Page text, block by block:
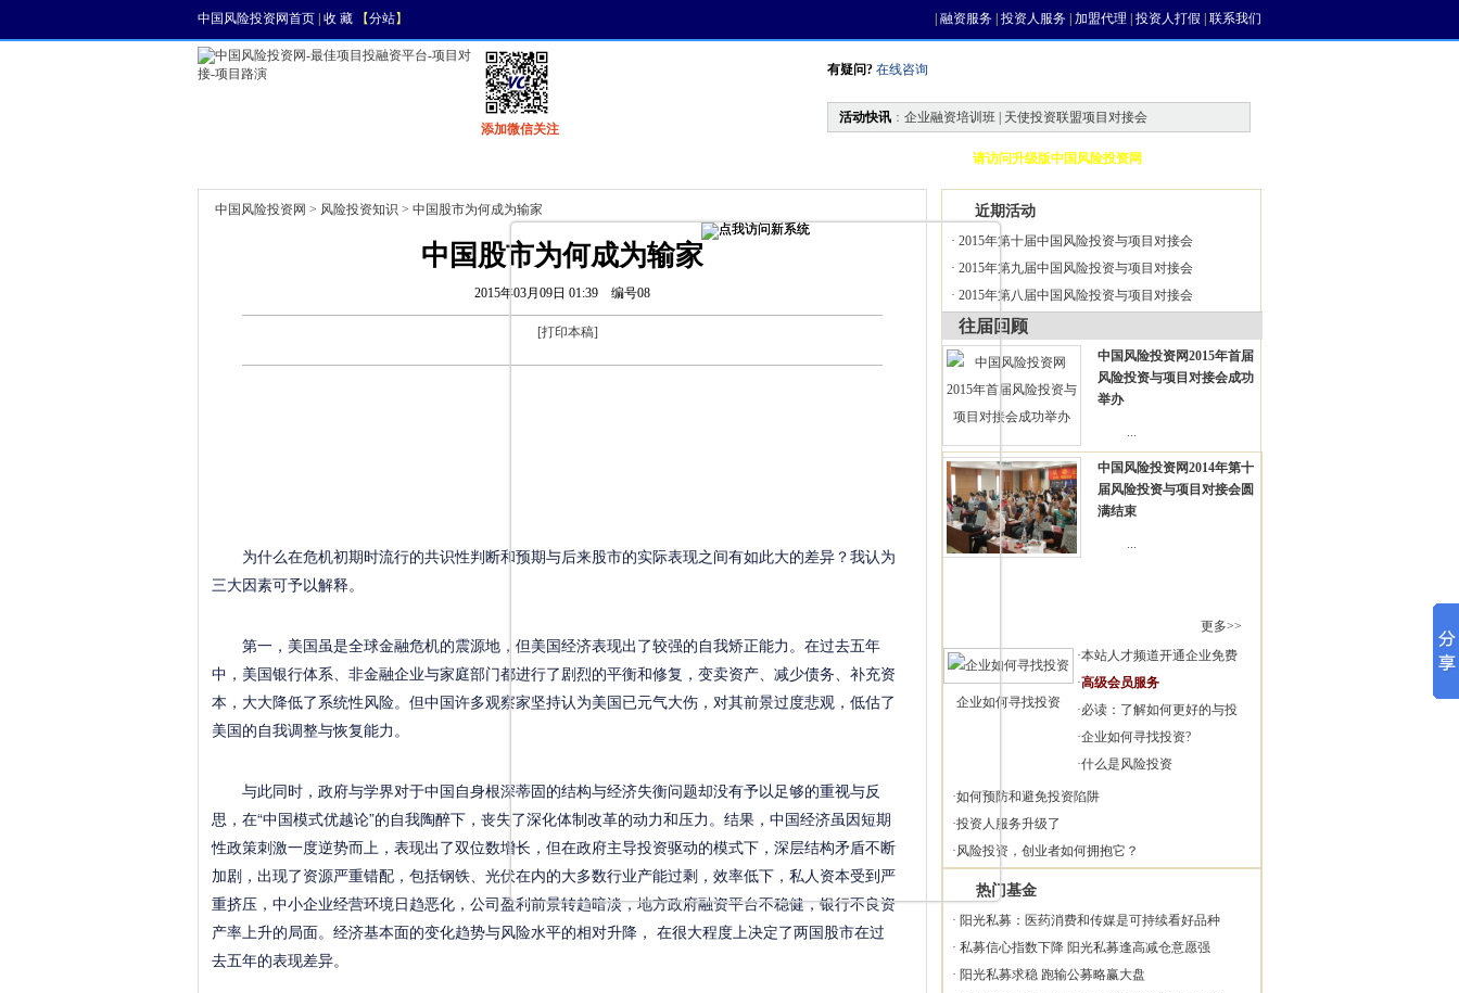
中国风险投资网首页 收 藏 【分站】 融资服务 投资人服务 加盟代理 投资人打假 联系我们
添加微信关注
有疑问? 在线咨询
活动快讯 ： 企业融资培训班 | 天使投资联盟项目对接会
请访问升级版中国风险投资网
中国风险投资网 > 风险投资知识 > 中国股市为何成为输家
中国股市为何成为输家
2015年03月09日 01:39 编号08
[打印本稿]
为什么在危机初期时流行的共识性判断和预期与后来股市的实际表现之间有如此大的差异？我认为
三大因素可予以解释。
第一，美国虽是全球金融危机的震源地，但美国经济表现出了较强的自我矫正能力。在过去五年
中，美国银行体系、非金融企业与家庭部门都进行了剧烈的平衡和修复，变卖资产、减少债务、补充资
本，大大降低了系统性风险。但中国许多观察家坚持认为美国已元气大伤，对其前景过度悲观，低估了
美国的自我调整与恢复能力。
与此同时，政府与学界对于中国自身根深蒂固的结构与经济失衡问题却没有予以足够的重视与反
思，在“中国模式优越论”的自我陶醉下，丧失了深化体制改革的动力和压力。结果，中国经济虽因短期
性政策刺激一度逆势而上，表现出了双位数增长，但在政府主导投资驱动的模式下，深层结构矛盾不断
加剧，出现了资源严重错配，包括钢铁、光伏在内的大多数行业产能过剩，效率低下，私人资本受到严
重挤压，中小企业经营环境日趋恶化，公司盈利前景转趋暗淡，地方政府融资平台不稳健，银行不良资
产率上升的局面。经济基本面的变化趋势与风险水平的相对升降， 在很大程度上决定了两国股市在过
去五年的表现差异。
近期活动
· 2015年第十届中国风险投资与项目对接会
· 2015年第九届中国风险投资与项目对接会
· 2015年第八届中国风险投资与项目对接会
往届回顾
中国风险投资网2015年首届
风险投资与项目对接会成功
举办
...
中国风险投资网2014年第十
届风险投资与项目对接会圆
满结束
...
更多>>
企业如何寻找投资
·本站人才频道开通企业免费
·高级会员服务
·必读：了解如何更好的与投
·企业如何寻找投资?
·什么是风险投资
·如何预防和避免投资陷阱
·投资人服务升级了
·风险投资，创业者如何拥抱它？
热门基金
· 阳光私募：医药消费和传媒是可持续看好品种
· 私募信心指数下降 阳光私募逢高减仓意愿强
· 阳光私募求稳 跑输公募略赢大盘